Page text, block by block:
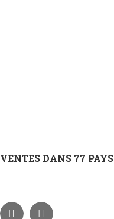
VENTES DANS 77 PAYS